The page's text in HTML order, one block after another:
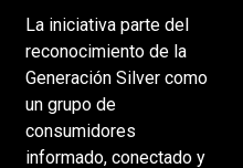
La iniciativa parte del
reconocimiento de la
Generación Silver como
un grupo de
consumidores
informado, conectado y